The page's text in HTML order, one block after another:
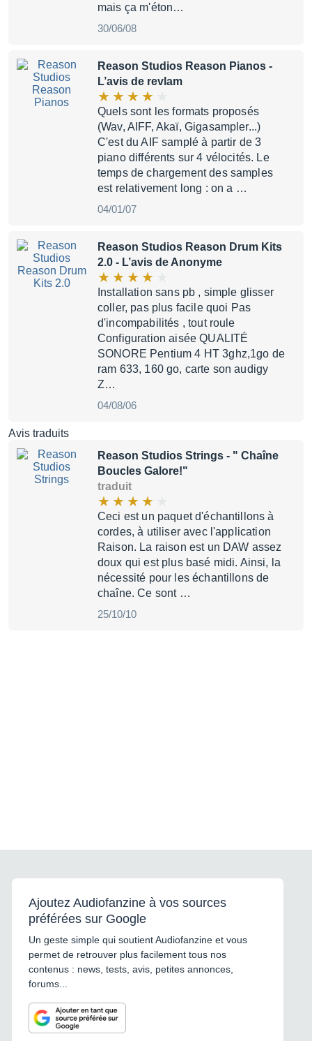
mais ça m'éton…
30/06/08
Reason Studios Reason Pianos -
L’avis de revlam
Quels sont les formats proposés
(Wav, AIFF, Akaï, Gigasampler...)
C'est du AIF samplé à partir de 3
piano différents sur 4 vélocités. Le
temps de chargement des samples
est relativement long : on a …
04/01/07
Reason Studios Reason Drum Kits
2.0 - L’avis de Anonyme
Installation sans pb , simple glisser
coller, pas plus facile quoi Pas
d'incompabilités , tout roule
Configuration aisée QUALITÉ
SONORE Pentium 4 HT 3ghz,1go de
ram 633, 160 go, carte son audigy
Z…
04/08/06
Avis traduits
Reason Studios Strings - " Chaîne
Boucles Galore!"
traduit
Ceci est un paquet d'échantillons à
cordes, à utiliser avec l'application
Raison. La raison est un DAW assez
doux qui est plus basé midi. Ainsi, la
nécessité pour les échantillons de
chaîne. Ce sont …
25/10/10
Ajoutez Audiofanzine à vos sources
préférées sur Google
Un geste simple qui soutient Audiofanzine et vous
permet de retrouver plus facilement tous nos
contenus : news, tests, avis, petites annonces,
forums...